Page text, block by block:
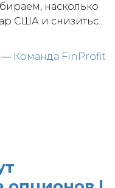
насколько
США и снизитьс...
— Команда FinProfit